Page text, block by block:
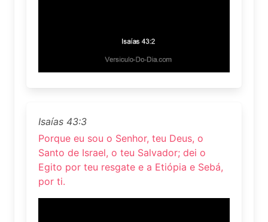
Isaías 43:3
Porque eu sou o Senhor, teu Deus, o
Santo de Israel, o teu Salvador; dei o
Egito por teu resgate e a Etiópia e Sebá,
por ti.